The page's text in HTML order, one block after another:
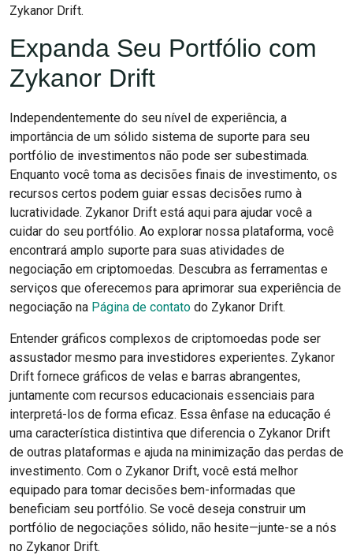
Zykanor Drift.
Expanda Seu Portfólio com
Zykanor Drift
Independentemente do seu nível de experiência, a
importância de um sólido sistema de suporte para seu
portfólio de investimentos não pode ser subestimada.
Enquanto você toma as decisões finais de investimento, os
recursos certos podem guiar essas decisões rumo à
lucratividade. Zykanor Drift está aqui para ajudar você a
cuidar do seu portfólio. Ao explorar nossa plataforma, você
encontrará amplo suporte para suas atividades de
negociação em criptomoedas. Descubra as ferramentas e
serviços que oferecemos para aprimorar sua experiência de
negociação na Página de contato do Zykanor Drift.
Entender gráficos complexos de criptomoedas pode ser
assustador mesmo para investidores experientes. Zykanor
Drift fornece gráficos de velas e barras abrangentes,
juntamente com recursos educacionais essenciais para
interpretá-los de forma eficaz. Essa ênfase na educação é
uma característica distintiva que diferencia o Zykanor Drift
de outras plataformas e ajuda na minimização das perdas de
investimento. Com o Zykanor Drift, você está melhor
equipado para tomar decisões bem-informadas que
beneficiam seu portfólio. Se você deseja construir um
portfólio de negociações sólido, não hesite—junte-se a nós
no Zykanor Drift.